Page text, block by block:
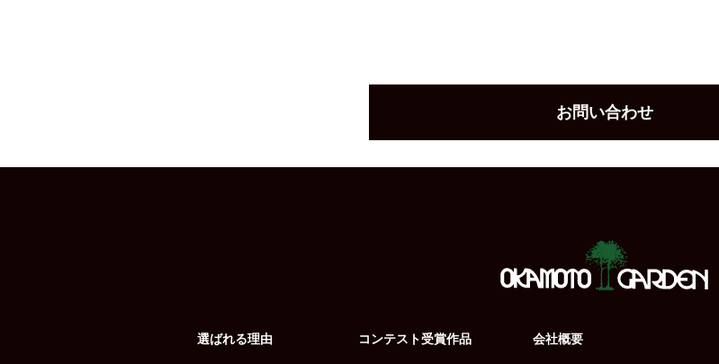
お問い合わせ
選ばれる理由 コンテスト受賞作品 会社概要